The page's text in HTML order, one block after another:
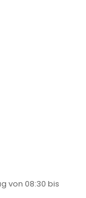
von 08:30 bis